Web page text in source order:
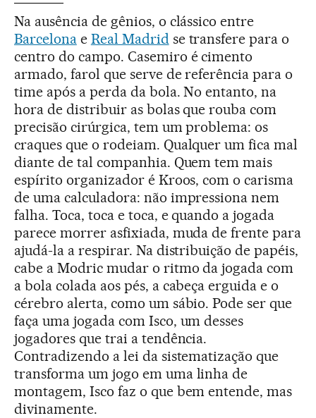
Na ausência de gênios, o clássico entre
Barcelonae Real Madrid se transfere para o
centro do campo. Casemiro é cimento
armado, farol que serve de referência para o
time após a perda da bola. No entanto, na
hora de distribuir as bolas que rouba com
precisão cirúrgica, tem um problema: os
craques que o rodeiam. Qualquer um fica mal
diante de tal companhia. Quem tem mais
espírito organizador é Kroos, com o carisma
de uma calculadora: não impressiona nem
falha. Toca, toca e toca, e quando a jogada
parece morrer asfixiada, muda de frente para
ajudá-la a respirar. Na distribuição de papéis,
cabe a Modric mudar o ritmo da jogada com
a bola colada aos pés, a cabeça erguida e o
cérebro alerta, como um sábio. Pode ser que
faça uma jogada com Isco, um desses
jogadores que trai a tendência.
Contradizendo a lei da sistematização que
transforma um jogo em uma linha de
montagem, Isco faz o que bem entende, mas
divinamente.